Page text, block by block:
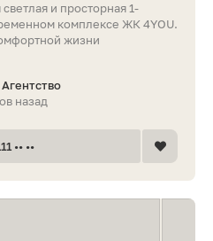
и просторная 1-
комплексе ЖК 4YOU.
жизни
назад
•• ••